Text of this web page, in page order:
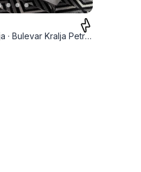
· Bulevar Kralja Petra I